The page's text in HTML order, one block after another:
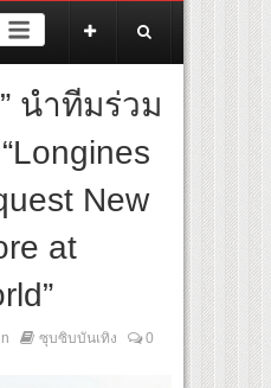
FOR MOM @BENCHASIRI
ล” เปิดประเดิมเคะ-เมะ สุดเซอร์ไพร้ส์วัน
แพลตฟอร์มการเรียนรู้ “Creative
กว่า 100 ล้านบาท
ดึงนักท่องเที่ยวคุณภาพจากอินโดนีเ
กรุงเทพฯ ขนทัพศิลปินชั้นนำ พร้อมกาล่าไน
นำทีมร่วม
New
at
ซุบซิบบันเทิง 0